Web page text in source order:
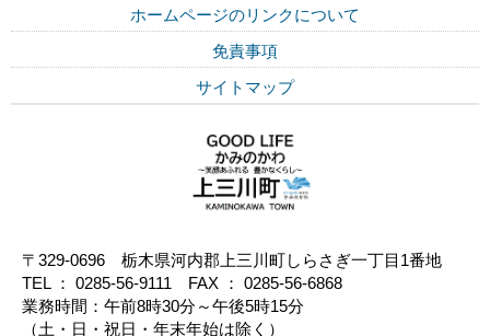
ホームページのリンクについて
免責事項
サイトマップ
〒329-0696 栃木県河内郡上三川町しらさぎ一丁目1番地
TEL ： 0285-56-9111 FAX ： 0285-56-6868
業務時間：午前8時30分～午後5時15分
（土・日・祝日・年末年始は除く）